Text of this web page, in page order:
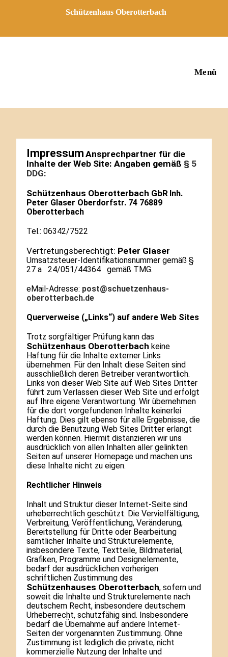
Schützenhaus Oberotterbach
Menü
Impressum Ansprechpartner für die
Inhalte der Web Site:Angaben gemäß § 5
DDG:
Schützenhaus Oberotterbach GbR Inh.
Peter Glaser Oberdorfstr. 74 76889
Oberotterbach
Tel.: 06342/7522
Vertretungsberechtigt: Peter Glaser
Umsatzsteuer-Identifikationsnummer gemäß §
27 a 24/051/44364 gemäß TMG.
eMail-Adresse: post@schuetzenhaus-
oberotterbach.de
Querverweise („Links“) auf andere Web Sites
Trotz sorgfältiger Prüfung kann das
Schützenhaus Oberotterbach keine
Haftung für die Inhalte externer Links
übernehmen. Für den Inhalt diese Seiten sind
ausschließlich deren Betreiber verantwortlich.
Links von dieser Web Site auf Web Sites Dritter
führt zum Verlassen dieser Web Site und erfolgt
auf Ihre eigene Verantwortung. Wir übernehmen
für die dort vorgefundenen Inhalte keinerlei
Haftung. Dies gilt ebenso für alle Ergebnisse, die
durch die Benutzung Web Sites Dritter erlangt
werden können. Hiermit distanzieren wir uns
ausdrücklich von allen Inhalten aller gelinkten
Seiten auf unserer Homepage und machen uns
diese Inhalte nicht zu eigen.
Rechtlicher Hinweis
Inhalt und Struktur dieser Internet-Seite sind
urheberrechtlich geschützt. Die Vervielfältigung,
Verbreitung, Veröffentlichung, Veränderung,
Bereitstellung für Dritte oder Bearbeitung
sämtlicher Inhalte und Strukturelemente,
insbesondere Texte, Textteile, Bildmaterial,
Grafiken, Programme und Designelemente,
bedarf der ausdrücklichen vorherigen
schriftlichen Zustimmung des
Schützenhauses Oberotterbach, sofern und
soweit die Inhalte und Strukturelemente nach
deutschem Recht, insbesondere deutschem
Urheberrecht, schutzfähig sind. Insbesondere
bedarf die Übernahme auf andere Internet-
Seiten der vorgenannten Zustimmung. Ohne
Zustimmung ist lediglich die private, nicht
kommerzielle Nutzung der Inhalte und